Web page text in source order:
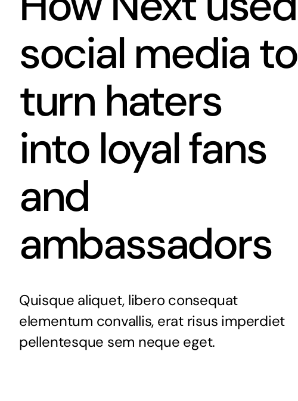
social media to
turn haters
into loyal fans
and
ambassadors
Quisque aliquet, libero consequat
elementum convallis, erat risus imperdiet
pellentesque sem neque eget.